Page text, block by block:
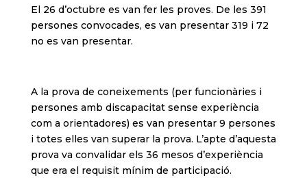
El 26 d’octubre es van fer les proves. De les 391
persones convocades, es van presentar 319 i 72
no es van presentar.
A la prova de coneixements (per funcionàries i
persones amb discapacitat sense experiència
com a orientadores) es van presentar 9 persones
i totes elles van superar la prova. L’apte d’aquesta
prova va convalidar els 36 mesos d’experiència
que era el requisit mínim de participació.